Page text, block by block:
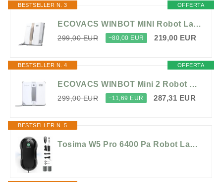
OFFERTA
BESTSELLER N. 3
ECOVACS WINBOT MINI Robot Lavavetri, Design Compatto, Doppi Ugelli con Spruzzo Ultrasonico, Sistema di Protezione a 9 Fasi, Pianificazione Intelligente del Percorso, 3 Modalità di Pulizia
299,00 EUR −80,00 EUR 219,00 EUR
OFFERTA
BESTSELLER N. 4
ECOVACS WINBOT Mini 2 Robot Lavavetri, Spazzole Angolari & Spruzzo a Ultrasuoni, Ultra-Sottile per Finestre Strette, Navigazione Intelligente, 6 Modalità App, Sistema di Sicurezza a 10 Livelli
299,00 EUR −11,69 EUR 287,31 EUR
BESTSELLER N. 5
Tosima W5 Pro 6400 Pa Robot Lavavetri, Doppia Spruzzatura ad Ultrasuoni, Pulitore Automatico per Vetri, Telecomando, 20 Panni in Microfibra (giallo)